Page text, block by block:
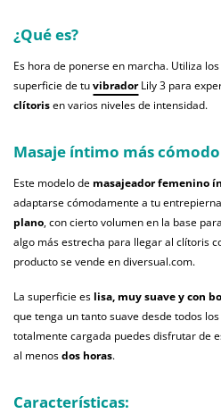
¿Qué es?
Es hora de ponerse en marcha. Utiliza
superficie de tuvibradorLily 3 para
clítorisen varios niveles de intensidad.
Masaje íntimo más cómodo
Este modelo de masajeador femenino
adaptarse cómodamente a tu
plano, con cierto volumen en la base
algo más estrecha para llegar al clítoris
producto se vende en diversual.com.
La superficie es lisa, muy suave y con
que tenga un tanto suave desde todos
totalmente cargada puedes disfrutar de
al menosdos horas.
Características: